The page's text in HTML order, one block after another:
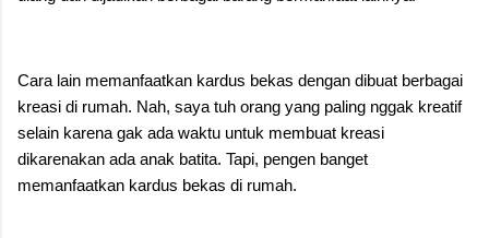
Cara lain memanfaatkan kardus bekas dengan dibuat berbagai
kreasi di rumah. Nah, saya tuh orang yang paling nggak kreatif
selain karena gak ada waktu untuk membuat kreasi
dikarenakan ada anak batita. Tapi, pengen banget
memanfaatkan kardus bekas di rumah.